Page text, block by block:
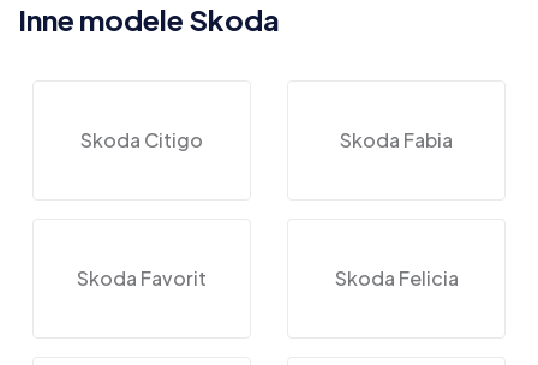
Inne modele Skoda
Skoda Citigo Skoda Fabia
Skoda Favorit Skoda Felicia